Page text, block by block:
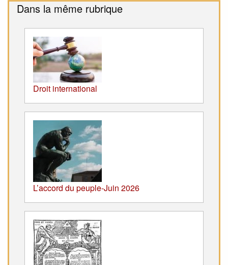
Dans la même rubrique
Droit international
L’accord du peuple-Juin 2026